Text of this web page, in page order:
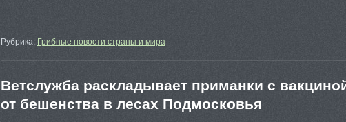
Рубрика: Грибные новости страны и мира
Ветслужба раскладывает приманки с
от бешенства в лесах Подмосковья